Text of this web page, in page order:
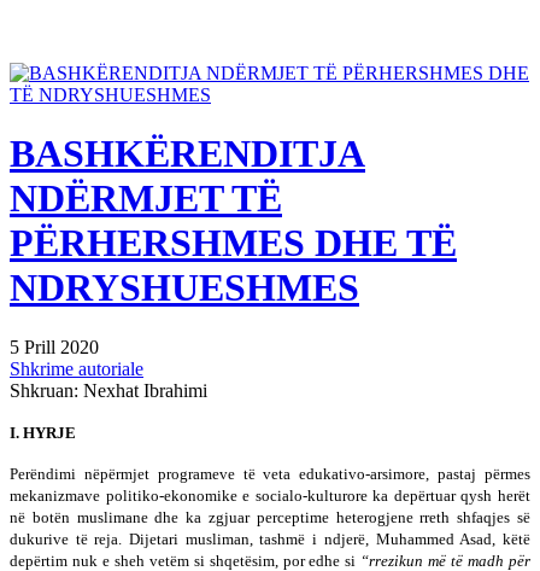
BASHKËRENDITJA
NDËRMJET TË
PËRHERSHMES DHE TË
NDRYSHUESHMES
5 Prill 2020
Shkrime autoriale
Shkruan: Nexhat Ibrahimi
I. HYRJE
Perëndimi nëpërmjet programeve të veta edukativo-arsimore, pastaj përmes
mekanizmave politiko-ekonomike e socialo-kulturore ka depërtuar qysh herët
në botën muslimane dhe ka zgjuar perceptime heterogjene rreth shfaqjes së
dukurive të reja. Dijetari musliman, tashmë i ndjerë, Muhammed Asad, këtë
depërtim nuk e sheh vetëm si shqetësim, por edhe si “rrezikun më të madh për